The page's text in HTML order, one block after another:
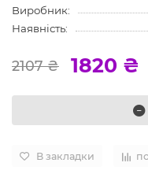
Виробник:
Наявність:
2107 ₴ 1820 ₴
В закладки